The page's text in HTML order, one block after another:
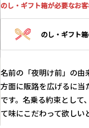
のし・ギフト箱が必要なお
のし・ギフト
名前の「夜明け前」の由
方面に販路を広げるに当
です。名乗る約束として
て味にこだわって欲しい